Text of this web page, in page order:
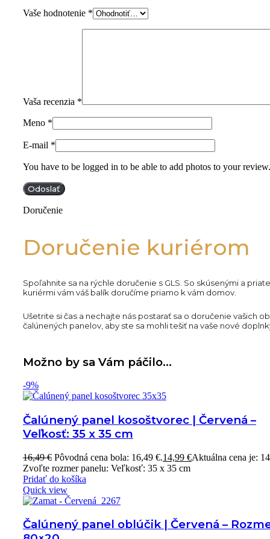
Vaše hodnotenie *
Vaša recenzia *
Meno *
E-mail *
You have to be logged in to be able to add photos to your review.
Doručenie
Doručenie kuriérom
Spoľahnite sa na rýchle doručenie s GLS. So skúsenými a
kuriérmi vám váš balík doručíme priamo k vám domov.
Ušetrite si čas a nechajte nás postarať sa o doručenie vašich
čalúnených panelov, aby ste sa mohli tešiť na vaše nové
Možno by sa Vám páčilo…
-9%
Čalúnený panel kosoštvorec | Červená –
Veľkosť: 35 x 35 cm
16,49€ Pôvodná cena bola: 16,49 €.14,99 €Aktuálna cena je:
Zvoľte rozmer panelu: Veľkosť: 35 x 35 cm
Pridať do košíka
Quick view
Čalúnený panel oblúčik | Červená –